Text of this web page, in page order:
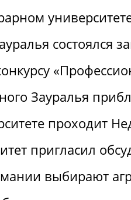
Зауралья
проходит
пригласил
выбирают